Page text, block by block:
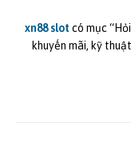
xn88 slotcó mục
khuyến mãi, kỹ